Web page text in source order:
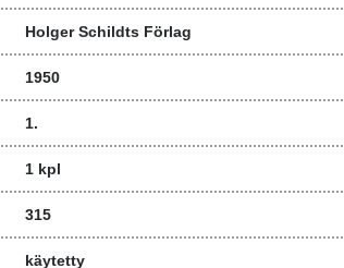
Holger Schildts Förlag
1950
1.
1 kpl
315
käytetty